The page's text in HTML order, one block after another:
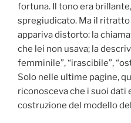
fortuna. Il tono era
spregiudicato. Ma il ritratto
appariva distorto: la
che lei non usava; la
femminile”, “irascibile”,
Solo nelle ultime pagine,
riconosceva che i suoi dati
costruzione del modello